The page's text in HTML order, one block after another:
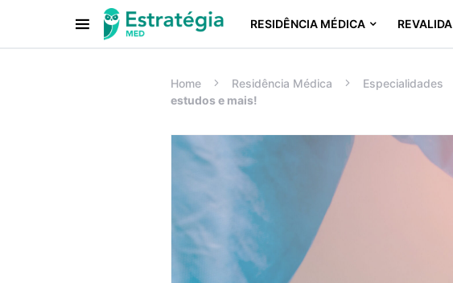
RESIDÊNCIA MÉDICA REVALIDA
Procurar:
Home Residência Médica Especialidades
estudos e mais!